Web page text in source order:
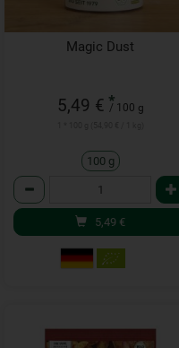
Magic Dust
5,49 € *
/ 100 g
100 g
Anzahl
5,49 €